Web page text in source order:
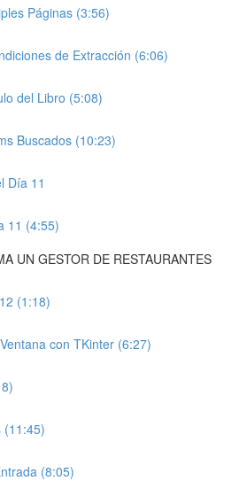
Páginas (3:56)
de Extracción (6:06)
del Libro (5:08)
Buscados (10:23)
Día 11
11 (4:55)
UN GESTOR DE RESTAURANTES
(1:18)
con TKinter (6:27)
(11:45)
(8:05)